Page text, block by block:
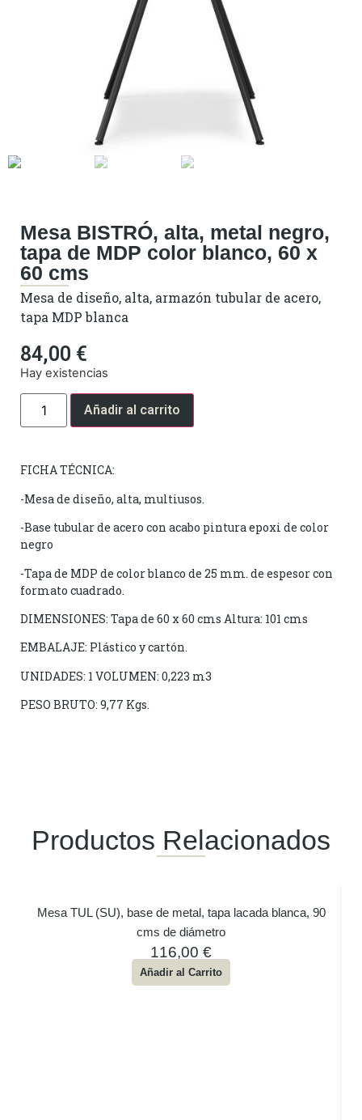
Mesa BISTRÓ, alta, metal negro,
tapa de MDP color blanco, 60 x
60 cms
Mesa de diseño, alta, armazón tubular de acero,
tapa MDP blanca
84,00 €
Hay existencias
Añadir al carrito
FICHA TÉCNICA:
-Mesa de diseño, alta, multiusos.
-Base tubular de acero con acabo pintura epoxi de color
negro
-Tapa de MDP de color blanco de 25 mm. de espesor con
formato cuadrado.
DIMENSIONES: Tapa de 60 x 60 cms Altura: 101 cms
EMBALAJE: Plástico y cartón.
UNIDADES: 1 VOLUMEN: 0,223 m3
PESO BRUTO: 9,77 Kgs.
Productos Relacionados
Mesa TUL (SU), base de metal, tapa lacada blanca, 90
cms de diámetro
116,00 €
Añadir al Carrito